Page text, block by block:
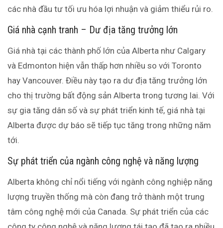
các nhà đầu tư tối ưu hóa lợi nhuận và giảm thiểu rủi ro.
Giá nhà cạnh tranh – Dư địa tăng trưởng lớn
Giá nhà tại các thành phố lớn của Alberta như Calgary
và Edmonton hiện vẫn thấp hơn nhiều so với Toronto
hay Vancouver. Điều này tạo ra dư địa tăng trưởng lớn
cho thị trường bất động sản Alberta trong tương lai. Với
sự gia tăng dân số và sự phát triển kinh tế, giá nhà tại
Alberta được dự báo sẽ tiếp tục tăng trong những năm
tới.
Sự phát triển của ngành công nghệ và năng lượng
Alberta không chỉ nổi tiếng với ngành công nghiệp năng
lượng truyền thống mà còn đang trở thành một trung
tâm công nghệ mới của Canada. Sự phát triển của các